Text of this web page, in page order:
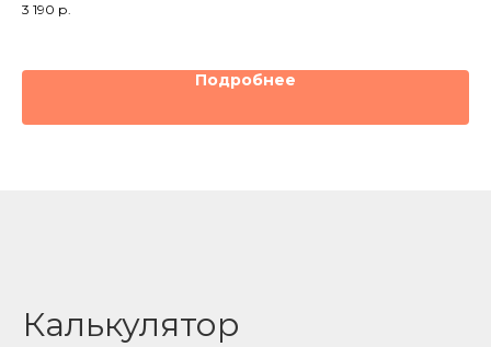
3 190 р.
Подробнее
Калькулятор